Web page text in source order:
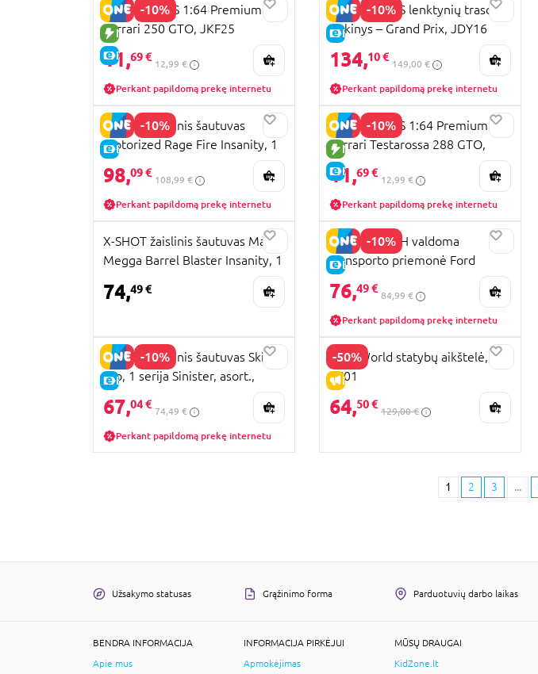
-10%
NAUJA PREKĖ
E-KAINA
HOT WHEELS 1:64 Premium
Ferrari 250 GTO, JKF25
11,69 €
12,99 €
Perkant papildomą prekę internetu
-10%
E-KAINA
HOT WHEELS lenktynių trasos
rinkinys – Grand Prix, JDY16
134,10 €
149,00 €
Perkant papildomą prekę internetu
-10%
E-KAINA
X-SHOT žaislinis šautuvas
Motorized Rage Fire Insanity, 1
serija, 36605
98,09 €
108,99 €
Perkant papildomą prekę internetu
-10%
NAUJA PREKĖ
E-KAINA
HOT WHEELS 1:64 Premium
Ferrari Testarossa 288 GTO,
JKF00
11,69 €
12,99 €
Perkant papildomą prekę internetu
X-SHOT žaislinis šautuvas Mad
Megga Barrel Blaster Insanity, 1
74,49 €
-10%
E-KAINA
MAISTO TECH valdoma
transporto priemonė Ford
Bronco R Buggy, 81605
76,49 €
84,99 €
Perkant papildomą prekę internetu
-10%
E-KAINA
X-SHOT žaislinis šautuvas Skins
Pro, 1 serija Sinister, asort.,
36600
67,04 €
74,49 €
Perkant papildomą prekę internetu
-50%
IŠPARDAVIMAS
SIKU World statybų aikštelė,
5701
64,50 €
129,00 €
1 2 3 ...
Užsakymo statusas Grąžinimo forma Parduotuvių darbo laikas
BENDRA INFORMACIJA
Apie mus
INFORMACIJA PIRKĖJUI
Apmokėjimas
MŪSŲ DRAUGAI
KidZone.lt